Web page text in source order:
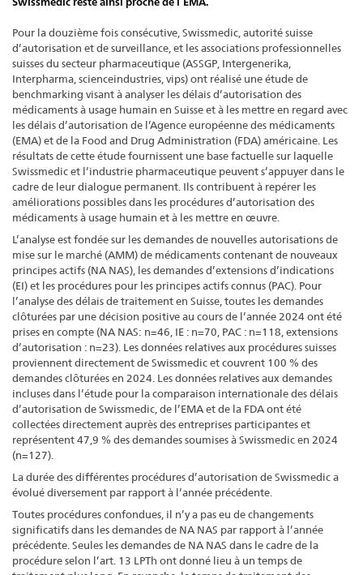
Pour la douzième fois consécutive, Swissmedic, autorité suisse
d’autorisation et de surveillance, et les associations professionnelles
suisses du secteur pharmaceutique (ASSGP, Intergenerika,
Interpharma, scienceindustries, vips) ont réalisé une étude de
benchmarking visant à analyser les délais d’autorisation des
médicaments à usage humain en Suisse et à les mettre en regard avec
les délais d’autorisation de l’Agence européenne des médicaments
(EMA) et de la Food and Drug Administration (FDA) américaine. Les
résultats de cette étude fournissent une base factuelle sur laquelle
Swissmedic et l’industrie pharmaceutique peuvent s’appuyer dans le
cadre de leur dialogue permanent. Ils contribuent à repérer les
améliorations possibles dans les procédures d’autorisation des
médicaments à usage humain et à les mettre en œuvre.
L’analyse est fondée sur les demandes de nouvelles autorisations de
mise sur le marché (AMM) de médicaments contenant de nouveaux
principes actifs (NA NAS), les demandes d’extensions d’indications
(EI) et les procédures pour les principes actifs connus (PAC). Pour
l’analyse des délais de traitement en Suisse, toutes les demandes
clôturées par une décision positive au cours de l’année 2024 ont été
prises en compte (NA NAS: n=46, IE : n=70, PAC : n=118, extensions
d’autorisation : n=23). Les données relatives aux procédures suisses
proviennent directement de Swissmedic et couvrent 100 % des
demandes clôturées en 2024. Les données relatives aux demandes
incluses dans l’étude pour la comparaison internationale des délais
d’autorisation de Swissmedic, de l’EMA et de la FDA ont été
collectées directement auprès des entreprises participanteset
représentent 47,9 % des demandes soumises à Swissmedic en 2024
(n=127).
La durée des différentes procédures d’autorisation de Swissmedic a
évolué diversement par rapport à l’année précédente.
Toutes procédures confondues, il n’y a pas eu de changements
significatifs dans les demandes de NA NAS par rapport à l’année
précédente. Seules les demandes de NA NAS dans le cadre de la
procédure selon l’art. 13 LPTh ont donné lieu à un temps de